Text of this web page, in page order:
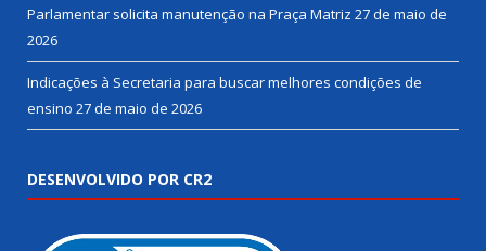
Parlamentar solicita manutenção na Praça Matriz 27 de maio de
2026
Indicações à Secretaria para buscar melhores condições de
ensino 27 de maio de 2026
DESENVOLVIDO POR CR2